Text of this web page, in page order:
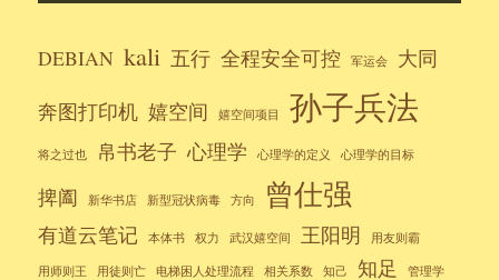
DEBIAN kali 五行 全程安全可控 军运会
大同
奔图打印机 嬉空间 嬉空间项目 孙子兵法
将之过也 帛书老子 心理学 心理学的定义 心理学的目标
捭阖 新华书店 新型冠状病毒 方向 曾仕强
有道云笔记 本体书 权力 武汉嬉空间 王阳明 用友则霸
用师则王 用徒则亡 电梯困人处理流程 相关系数 知己 知足 管理学